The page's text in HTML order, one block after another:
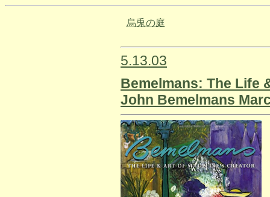
烏兎の庭
5.13.03
Bemelmans: The Life
John Bemelmans